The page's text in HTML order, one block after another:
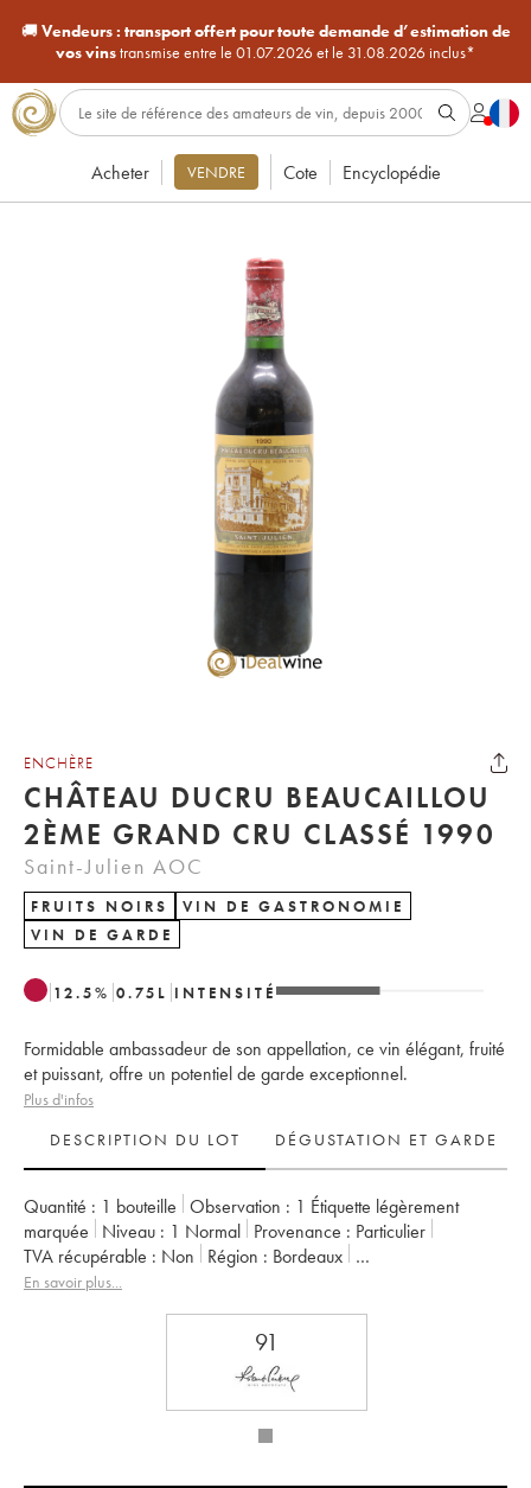
🚚Vendeurs : transport offert pour toute demande d’estimation de
vos vinstransmise entre le 01.07.2026 et le 31.08.2026 inclus*
Acheter VENDRE Cote Encyclopédie
ENCHÈRE
CHÂTEAU DUCRU BEAUCAILLOU
2ÈME GRAND CRU CLASSÉ 1990
Saint-Julien AOC
FRUITS NOIRS
VIN DE GASTRONOMIE
VIN DE GARDE
12.5% 0.75 L INTENSITÉ
Formidable ambassadeur de son appellation, ce vin élégant, fruité
et puissant, offre un potentiel de garde exceptionnel.
Plus d'infos
DESCRIPTION DU LOT
DÉGUSTATION ET GARDE
Quantité : 1 bouteille Observation : 1 Étiquette légèrement
marquée
Niveau : 1 Normal Provenance : particulier
TVA récupérable :
non Région :
Bordeaux
Appellation :
En savoir plus...
91